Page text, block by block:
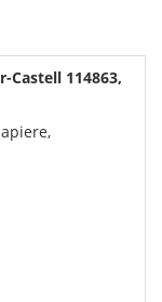
Castell 114863,